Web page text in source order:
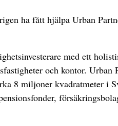
ha fått hjälpa Urban
med ett
och kontor.
8 miljoner kvadratmeter